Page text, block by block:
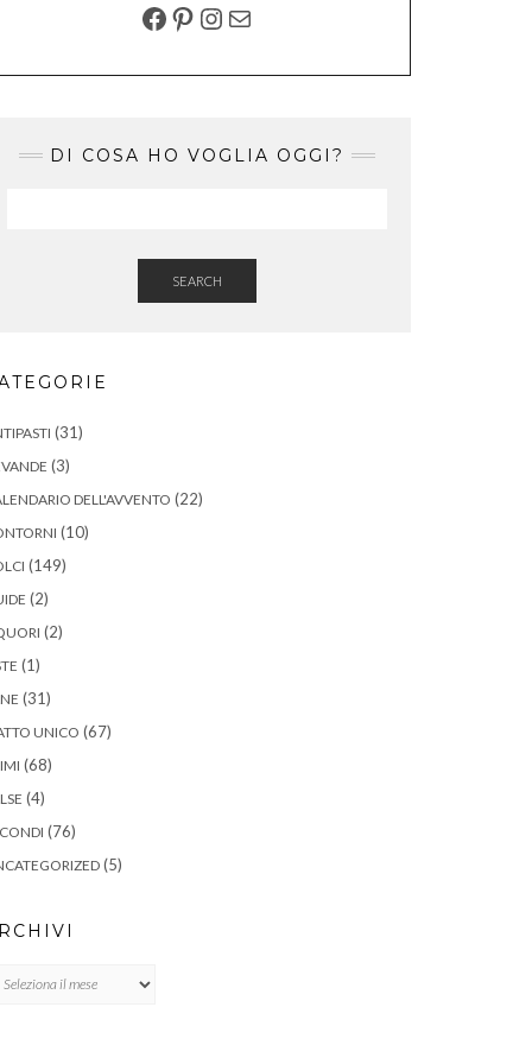
FACEBOOK
PINTEREST
INSTAGRAM
EMAIL
DI COSA HO VOGLIA OGGI?
SEARCH
(31)
(3)
DELL'AVVENTO (22)
(10)
(149)
(2)
(2)
(1)
(31)
UNICO (67)
(68)
(4)
(76)
(5)